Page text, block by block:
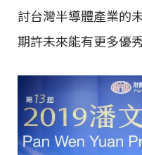
討台灣半導體產業的
期許未來能有更多優